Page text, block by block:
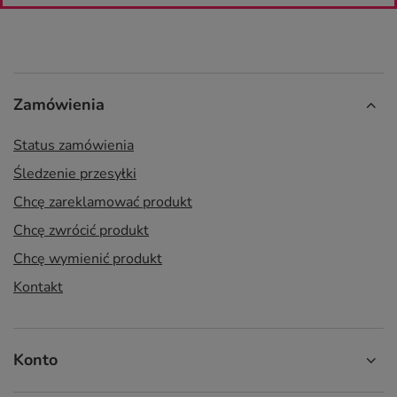
Zamówienia
Status zamówienia
Śledzenie przesyłki
Chcę zareklamować produkt
Chcę zwrócić produkt
Chcę wymienić produkt
Kontakt
Konto